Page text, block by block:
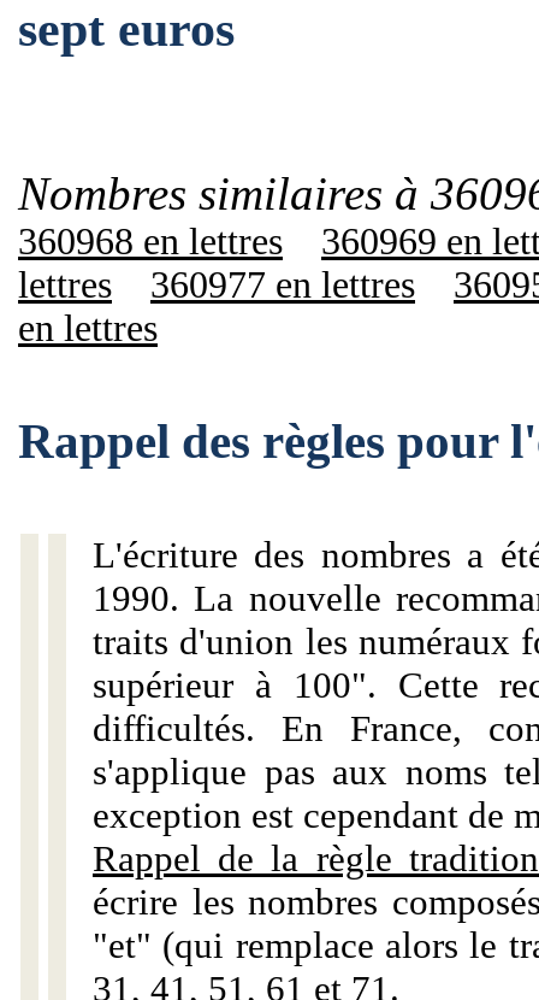
sept euros
Nombres similaires à
360968 en lettres
360969 en
lettres
360977 en lettres
en lettres
Rappel des règles pour
L'écriture des nombres a
1990. La nouvelle
traits d'union les numéraux
supérieur à 100". Cette
difficultés. En France,
s'applique pas aux noms
exception est cependant de
Rappel de la règle
écrire les nombres
"et" (qui remplace alors le
31, 41, 51, 61 et 71.